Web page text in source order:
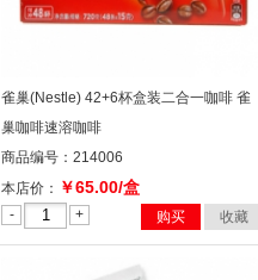
雀巢(Nestle) 42+6杯盒装二合一咖啡 雀
巢咖啡速溶咖啡
商品编号：214006
本店价： ￥65.00/盒
- + 购买 收藏